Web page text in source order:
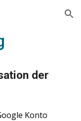
Skip to navigation
der
Konto